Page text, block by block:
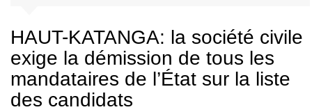
HAUT-KATANGA: la société civile
exige la démission de tous les
mandataires de l’État sur la liste
des candidats